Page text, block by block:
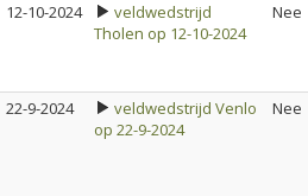
12-10-2024
veldwedstrijd
Tholen op 12-10-2024
Nee
22-9-2024
veldwedstrijd Venlo
op 22-9-2024
Nee